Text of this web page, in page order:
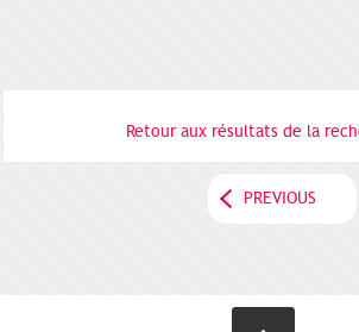
Retour aux résultats de la
PREVIOUS